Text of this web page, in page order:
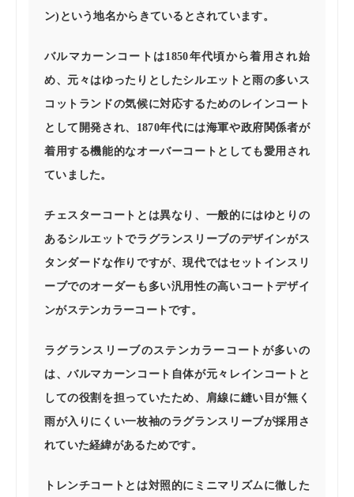
ン)という地名からきているとされています。
バルマカーンコートは1850年代頃から着用され始
め、元々はゆったりとしたシルエットと雨の多いス
コットランドの気候に対応するためのレインコート
として開発され、1870年代には海軍や政府関係者が
着用する機能的なオーバーコートとしても愛用され
ていました。
チェスターコートとは異なり、一般的にはゆとりの
あるシルエットでラグランスリーブのデザインがス
タンダードな作りですが、現代ではセットインスリ
ーブでのオーダーも多い汎用性の高いコートデザイ
ンがステンカラーコートです。
ラグランスリーブのステンカラーコートが多いの
は、バルマカーンコート自体が元々レインコートと
しての役割を担っていたため、肩線に縫い目が無く
雨が入りにくい一枚袖のラグランスリーブが採用さ
れていた経緯があるためです。
トレンチコートとは対照的にミニマリズムに徹した